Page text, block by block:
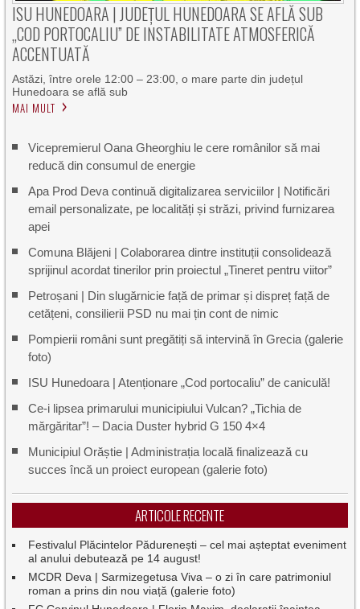
ISU HUNEDOARA | JUDEȚUL HUNEDOARA SE AFLĂ SUB
„COD PORTOCALIU” DE INSTABILITATE ATMOSFERICĂ
ACCENTUATĂ
Astăzi, între orele 12:00 – 23:00, o mare parte din județul
Hunedoara se află sub
MAI MULT
Vicepremierul Oana Gheorghiu le cere românilor să mai
reducă din consumul de energie
Apa Prod Deva continuă digitalizarea serviciilor | Notificări
email personalizate, pe localități și străzi, privind furnizarea
apei
Comuna Blăjeni | Colaborarea dintre instituții consolidează
sprijinul acordat tinerilor prin proiectul „Tineret pentru viitor”
Petroșani | Din slugărnicie față de primar și dispreț față de
cetățeni, consilierii PSD nu mai țin cont de nimic
Pompierii români sunt pregătiți să intervină în Grecia (galerie
foto)
ISU Hunedoara | Atenționare „Cod portocaliu” de caniculă!
Ce-i lipsea primarului municipiului Vulcan? „Tichia de
mărgăritar”! – Dacia Duster hybrid G 150 4×4
Municipiul Orăștie | Administrația locală finalizează cu
succes încă un proiect european (galerie foto)
ARTICOLE RECENTE
Festivalul Plăcintelor Pădurenești – cel mai așteptat eveniment
al anului debutează pe 14 august!
MCDR Deva | Sarmizegetusa Viva – o zi în care patrimoniul
roman a prins din nou viață (galerie foto)